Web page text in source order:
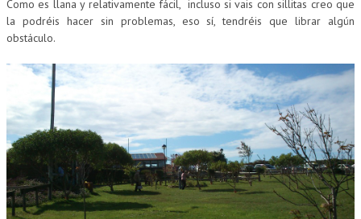
Como es llana y relativamente fácil, incluso si vais con sillitas creo que
la podréis hacer sin problemas, eso sí, tendréis que librar algún
obstáculo.